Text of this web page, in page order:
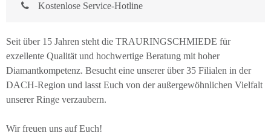
Kostenlose Service-Hotline
Seit über 15 Jahren steht die TRAURINGSCHMIEDE für
exzellente Qualität und hochwertige Beratung mit hoher
Diamantkompetenz. Besucht eine unserer über 35 Filialen in der
DACH-Region und lasst Euch von der außergewöhnlichen Vielfalt
unserer Ringe verzaubern.
Wir freuen uns auf Euch!